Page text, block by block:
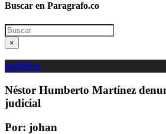
Buscar en Paragrafo.co
Search
×
política
Néstor Humberto Martínez
judicial
Por: johan